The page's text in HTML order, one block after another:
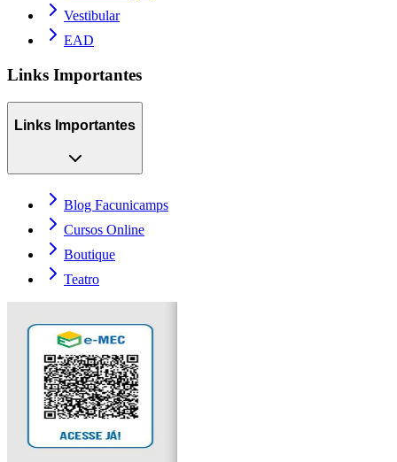
Vestibular
EAD
Links Importantes
Links Importantes
Blog Facunicamps
Cursos Online
Boutique
Teatro